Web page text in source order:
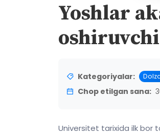
Yoshlar
Kategoriyalar:
Chop etilgan sana:
Universitet tarixida ilk bor